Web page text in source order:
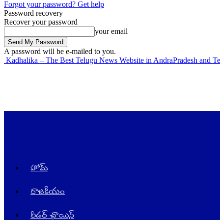
Forgot your password? Get help
Password recovery
Recover your password
your email
A password will be e-mailed to you.
Kadhalika – The Best Telugu News Website in AndraPradesh and
హోమ్
రాజ‌కీయం
రీడర్ ఛాయిస్